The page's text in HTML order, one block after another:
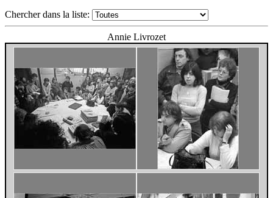
Chercher dans la liste:
Annie Livrozet